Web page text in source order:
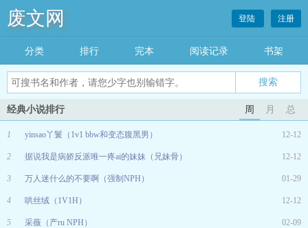
废文网 登陆 注册
分类 排行 完本 阅读记录 书架
经典小说排行 周 月 总
1 yinsao丫鬟（1v1 bbw和变态腹黑男） 12-12
2 据说我是病娇反派唯一疼ai的妹妹（兄妹骨） 12-12
3 万人迷什么的不要啊（强制NPH） 01-29
4 哄丝绒（1V1H） 12-12
5 采薇（产ru NPH） 02-09